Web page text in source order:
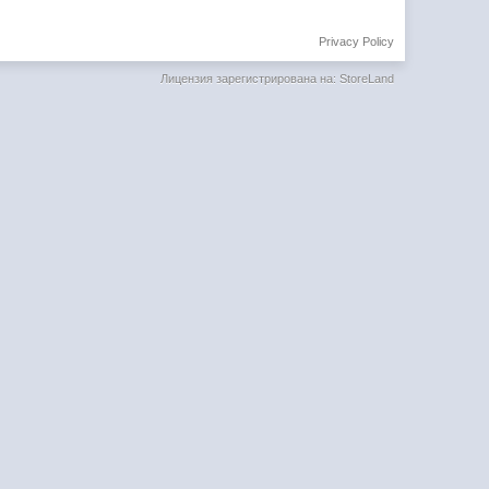
Privacy Policy
Лицензия зарегистрирована на: StoreLand